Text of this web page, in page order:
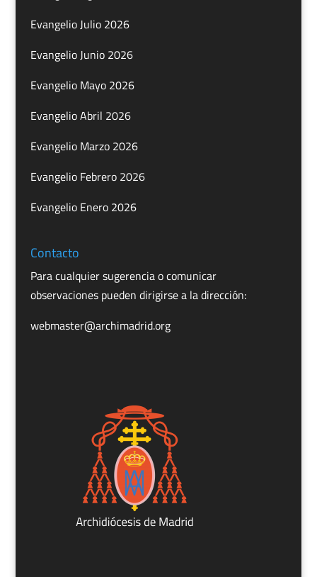
Evangelio Julio 2026
Evangelio Junio 2026
Evangelio Mayo 2026
Evangelio Abril 2026
Evangelio Marzo 2026
Evangelio Febrero 2026
Evangelio Enero 2026
Contacto
Para cualquier sugerencia o comunicar
observaciones pueden dirigirse a la dirección:
webmaster@archimadrid.org